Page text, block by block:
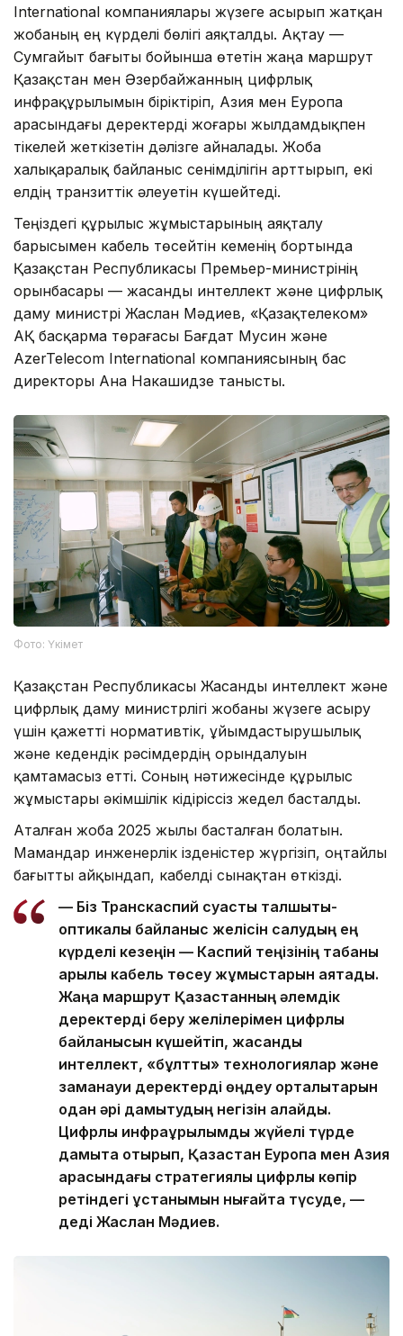
International компаниялары жүзеге асырып жатқан
жобаның ең күрделі бөлігі аяқталды. Ақтау —
Сумгайыт бағыты бойынша өтетін жаңа маршрут
Қазақстан мен Әзербайжанның цифрлық
инфрақұрылымын біріктіріп, Азия мен Еуропа
арасындағы деректерді жоғары жылдамдықпен
тікелей жеткізетін дәлізге айналады. Жоба
халықаралық байланыс сенімділігін арттырып, екі
елдің транзиттік әлеуетін күшейтеді.
Теңіздегі құрылыс жұмыстарының аяқталу
барысымен кабель төсейтін кеменің бортында
Қазақстан Республикасы Премьер-министрінің
орынбасары — жасанды интеллект және цифрлық
даму министрі Жаслан Мәдиев, «Қазақтелеком»
АҚ басқарма төрағасы Бағдат Мусин және
AzerTelecom International компаниясының бас
директоры Ана Накашидзе танысты.
Фото: Үкімет
Қазақстан Республикасы Жасанды интеллект және
цифрлық даму министрлігі жобаны жүзеге асыру
үшін қажетті нормативтік, ұйымдастырушылық
және кедендік рәсімдердің орындалуын
қамтамасыз етті. Соның нәтижесінде құрылыс
жұмыстары әкімшілік кідіріссіз жедел басталды.
Аталған жоба 2025 жылы басталған болатын.
Мамандар инженерлік ізденістер жүргізіп, оңтайлы
бағытты айқындап, кабелді сынақтан өткізді.
— Біз Транскаспий суасты талшықты-
оптикалық байланыс желісін салудың ең
күрделі кезеңін — Каспий теңізінің табаны
арқылы кабель төсеу жұмыстарын аяқтадық.
Жаңа маршрут Қазақстанның әлемдік
деректерді беру желілерімен цифрлық
байланысын күшейтіп, жасанды
интеллект, «бұлтты» технологиялар және
заманауи деректерді өңдеу орталықтарын
одан әрі дамытудың негізін қалайды.
Цифрлық инфрақұрылымды жүйелі түрде
дамыта отырып, Қазақстан Еуропа мен Азия
арасындағы стратегиялық цифрлық көпір
ретіндегі ұстанымын нығайта түсуде, —
деді Жаслан Мәдиев.